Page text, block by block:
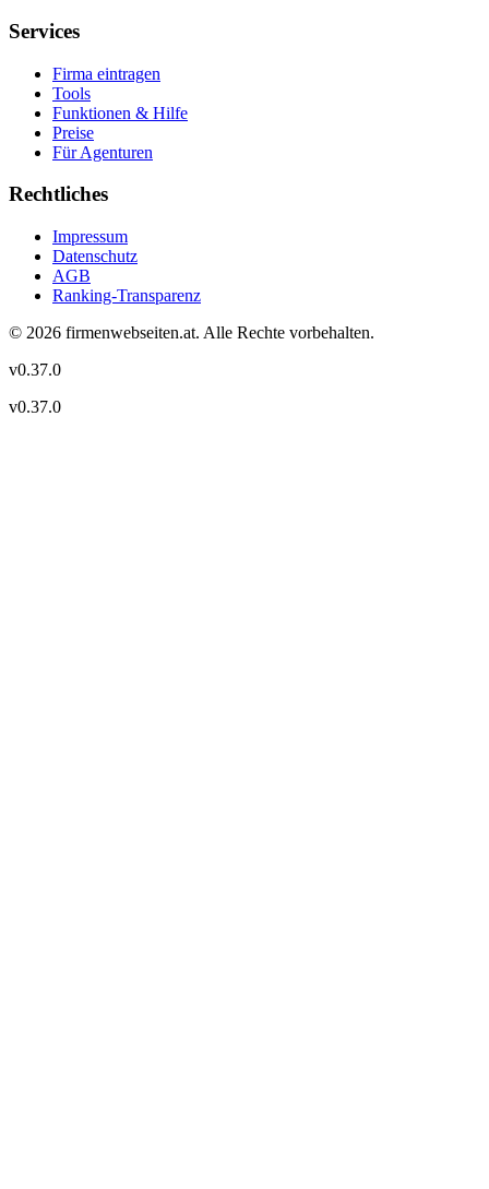
Services
Firma eintragen
Tools
Funktionen & Hilfe
Preise
Für Agenturen
Rechtliches
Impressum
Datenschutz
AGB
Ranking-Transparenz
© 2026 firmenwebseiten.at. Alle Rechte vorbehalten.
v0.37.0
v0.37.0